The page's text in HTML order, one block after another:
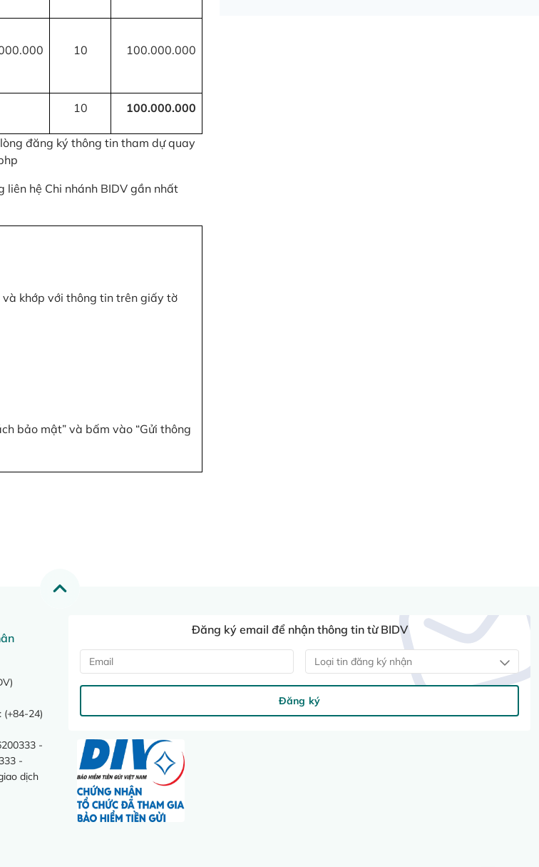
10 100.000.000
10 100.000.000
đăng ký thông tin tham dự quay
hệ Chi nhánh BIDV gần nhất
khớp với thông tin trên giấy tờ
bảo mật” và bấm vào “Gửi thông
(+84-24)
-
-
dịch
Đăng ký email để nhận thông tin từ BIDV
Loại tin đăng ký nhận
Đăng ký